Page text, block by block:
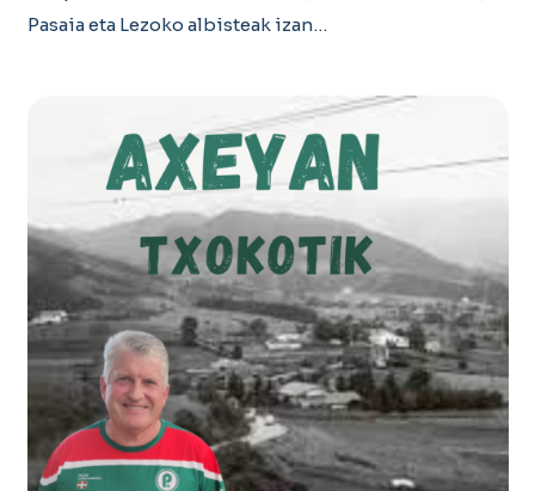
Pasaia eta Lezoko albisteak izan…